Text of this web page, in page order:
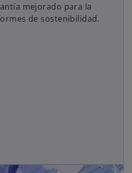
mejorado para la
de sostenibilidad.